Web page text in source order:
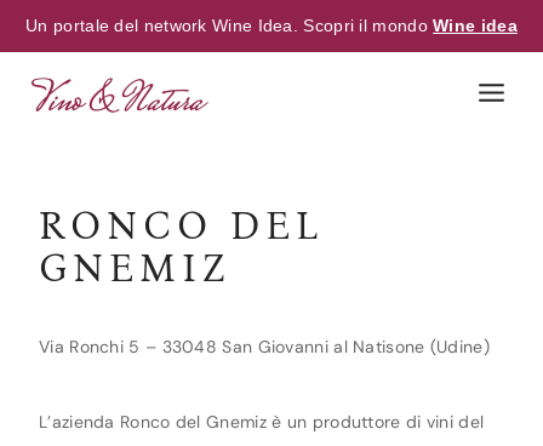
Un portale del network Wine Idea. Scopri il mondoWine idea
RONCO DEL
GNEMIZ
Via Ronchi 5 – 33048 San Giovanni al Natisone (Udine)
L’azienda Ronco del Gnemiz è un produttore di vini del